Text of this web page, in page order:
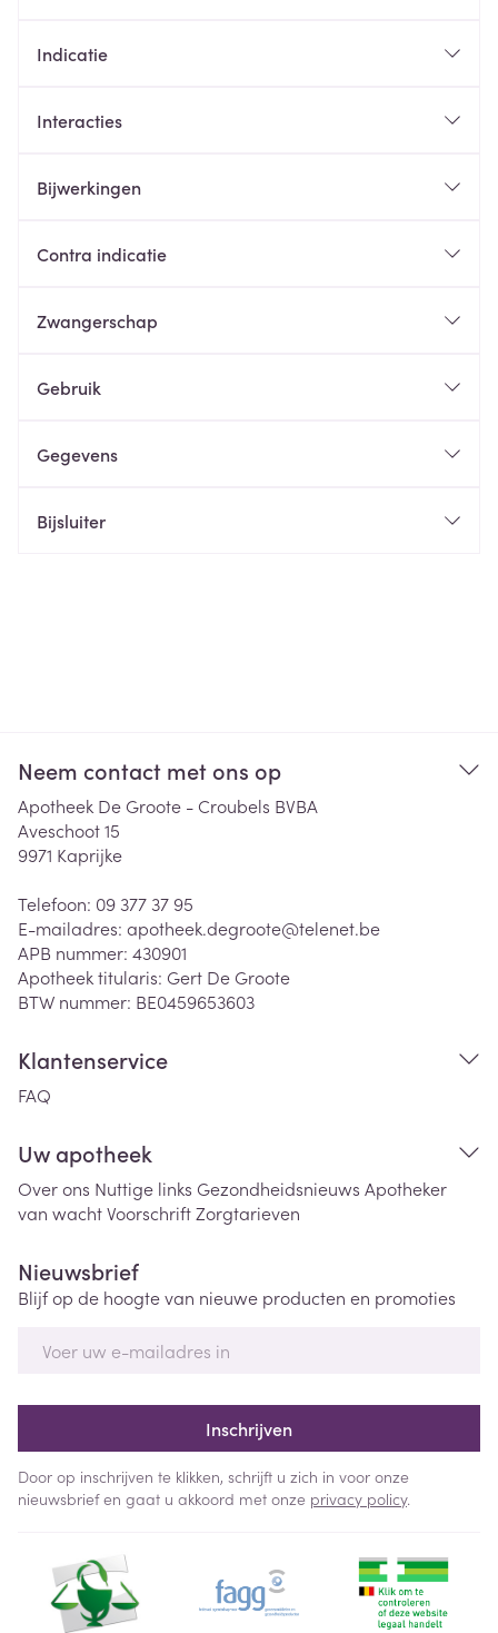
Indicatie
Interacties
Bijwerkingen
Contra indicatie
Zwangerschap
Gebruik
Gegevens
Bijsluiter
Neem contact met ons op
Apotheek De Groote - Croubels BVBA
Aveschoot 15
9971 Kaprijke
Telefoon: 09 377 37 95
E-mailadres: apotheek.degroote@telenet.be
APB nummer: 430901
Apotheek titularis: Gert De Groote
BTW nummer: BE0459653603
Klantenservice
FAQ
Uw apotheek
Over ons Nuttige links Gezondheidsnieuws Apotheker
van wachtVoorschriftZorgtarieven
Nieuwsbrief
Blijf op de hoogte van nieuwe producten en promoties
Inschrijven
Door op inschrijven te klikken, schrijft u zich in voor onze
nieuwsbrief en gaat u akkoord met onze privacy policy.